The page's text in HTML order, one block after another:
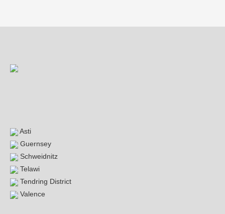
Asti
Guernsey
Schweidnitz
Telawi
Tendring District
Valence